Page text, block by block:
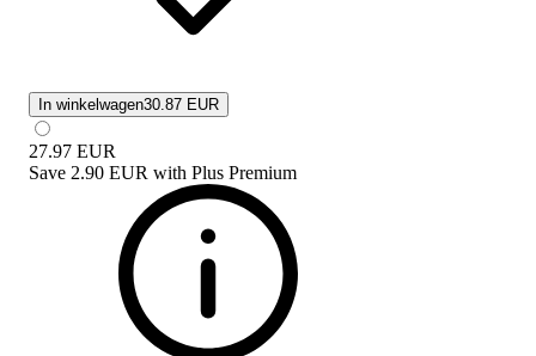
In winkelwagen30.87 EUR
27.97 EUR
Save 2.90 EUR with Plus Premium